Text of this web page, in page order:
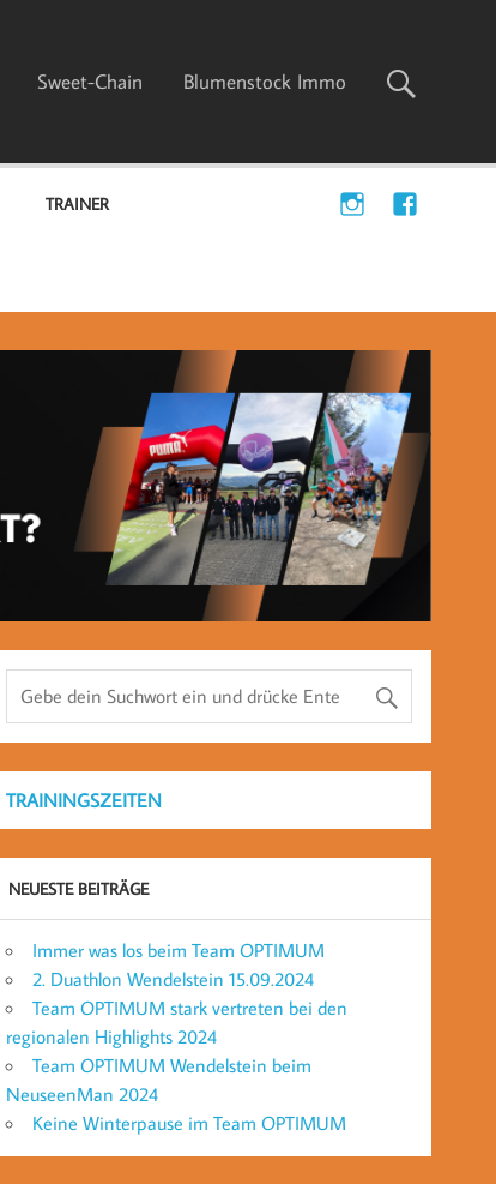
Sweet-Chain Blumenstock Immo
TRAINER
TRAININGSZEITEN
NEUESTE BEITRÄGE
Immer was los beim Team OPTIMUM
2. Duathlon Wendelstein 15.09.2024
Team OPTIMUM stark vertreten bei den
regionalen Highlights 2024
Team OPTIMUM Wendelstein beim
NeuseenMan 2024
Keine Winterpause im Team OPTIMUM